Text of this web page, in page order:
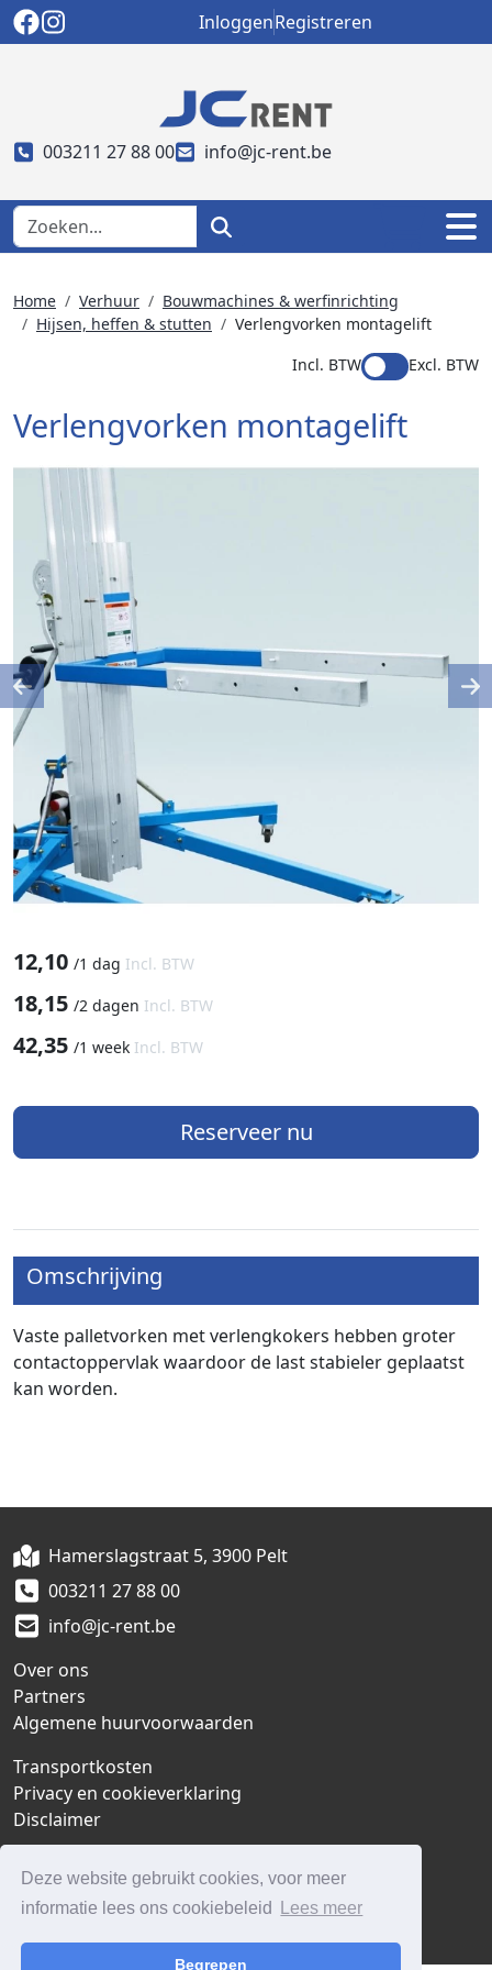
Deze website gebruikt cookies, voor meer
informatie lees ons cookiebeleid
Lees meer
Begrepen
InloggenRegistreren
003211 27 88 00 info@jc-rent.be
Home Verhuur
Bouwmachines & werfinrichting
Hijsen, heffen & stutten
Verlengvorken montagelift
Incl. BTW
Excl. BTW
Verlengvorken montagelift
12,10 /1 dag Incl. BTW
18,15 /2 dagen Incl. BTW
42,35 /1 week Incl. BTW
Reserveer nu
Previous
Omschrijving
Vaste palletvorken met verlengkokers hebben groter
contactoppervlak waardoor de last stabieler geplaatst
kan worden.
Hamerslagstraat 5, 3900 Pelt
003211 27 88 00
info@jc-rent.be
Over ons
Partners
Algemene huurvoorwaarden
Transportkosten
Privacy en cookieverklaring
Disclaimer
Contact
Vacatures